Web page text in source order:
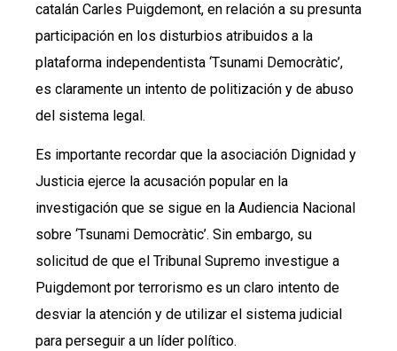
catalán Carles Puigdemont, en relación a su presunta
participación en los disturbios atribuidos a la
plataforma independentista ‘Tsunami Democràtic’,
es claramente un intento de politización y de abuso
del sistema legal.
Es importante recordar que la asociación Dignidad y
Justicia ejerce la acusación popular en la
investigación que se sigue en la Audiencia Nacional
sobre ‘Tsunami Democràtic’. Sin embargo, su
solicitud de que el Tribunal Supremo investigue a
Puigdemont por terrorismo es un claro intento de
desviar la atención y de utilizar el sistema judicial
para perseguir a un líder político.